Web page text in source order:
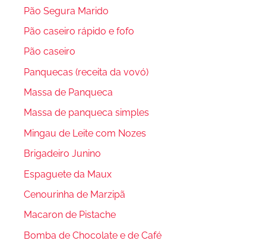
Pão Segura Marido
Pão caseiro rápido e fofo
Pão caseiro
Panquecas (receita da vovó)
Massa de Panqueca
Massa de panqueca simples
Mingau de Leite com Nozes
Brigadeiro Junino
Espaguete da Maux
Cenourinha de Marzipã
Macaron de Pistache
Bomba de Chocolate e de Café